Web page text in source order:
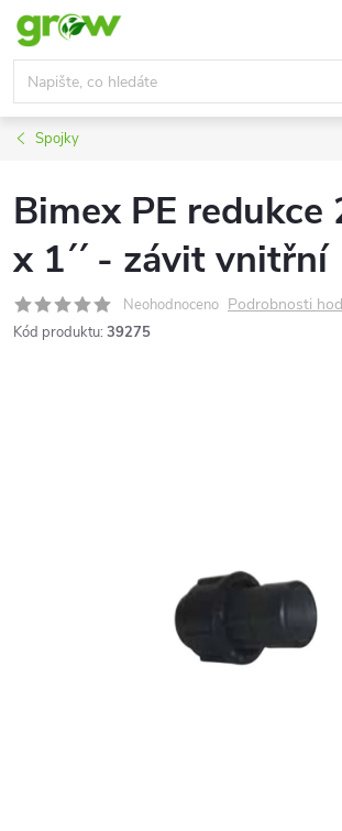
Přejít
obsah
Spojky
Bimex PE redukce
x 1´´ - závit vnitřní
Neohodnoceno Podrobnosti
Kód produktu: 39275